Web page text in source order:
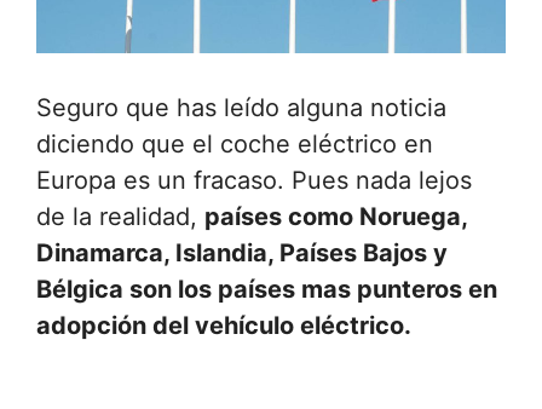
Seguro que has leído alguna noticia
diciendo que el coche eléctrico en
Europa es un fracaso. Pues nada lejos
de la realidad, países como Noruega,
Dinamarca, Islandia, Países Bajos y
Bélgica son los países mas punteros en
adopción del vehículo eléctrico.